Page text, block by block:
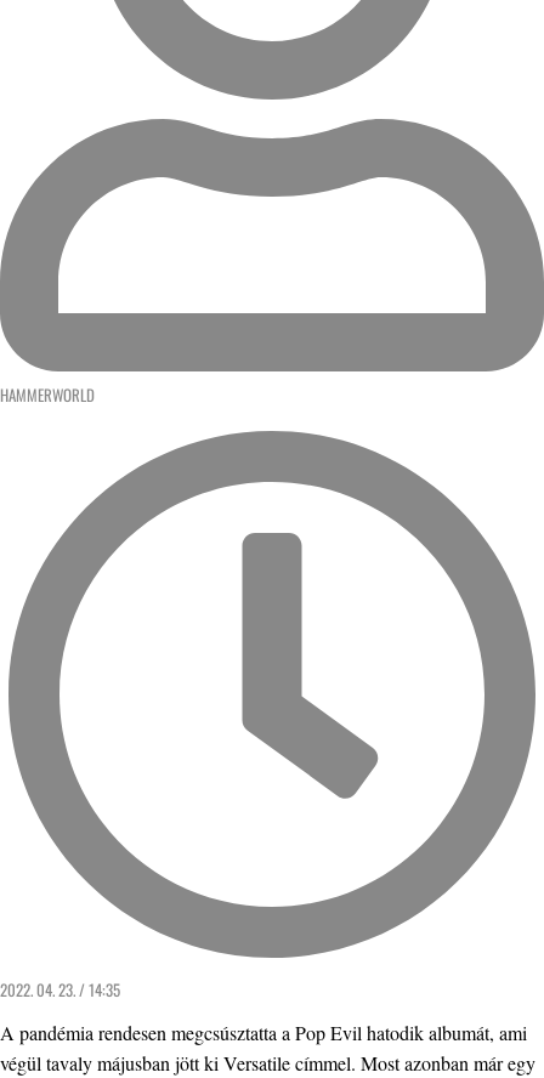
HAMMERWORLD
2022. 04. 23. / 14:35
A pandémia rendesen megcsúsztatta a Pop Evil hatodik albumát, ami
végül tavaly májusban jött ki Versatile címmel. Most azonban már egy